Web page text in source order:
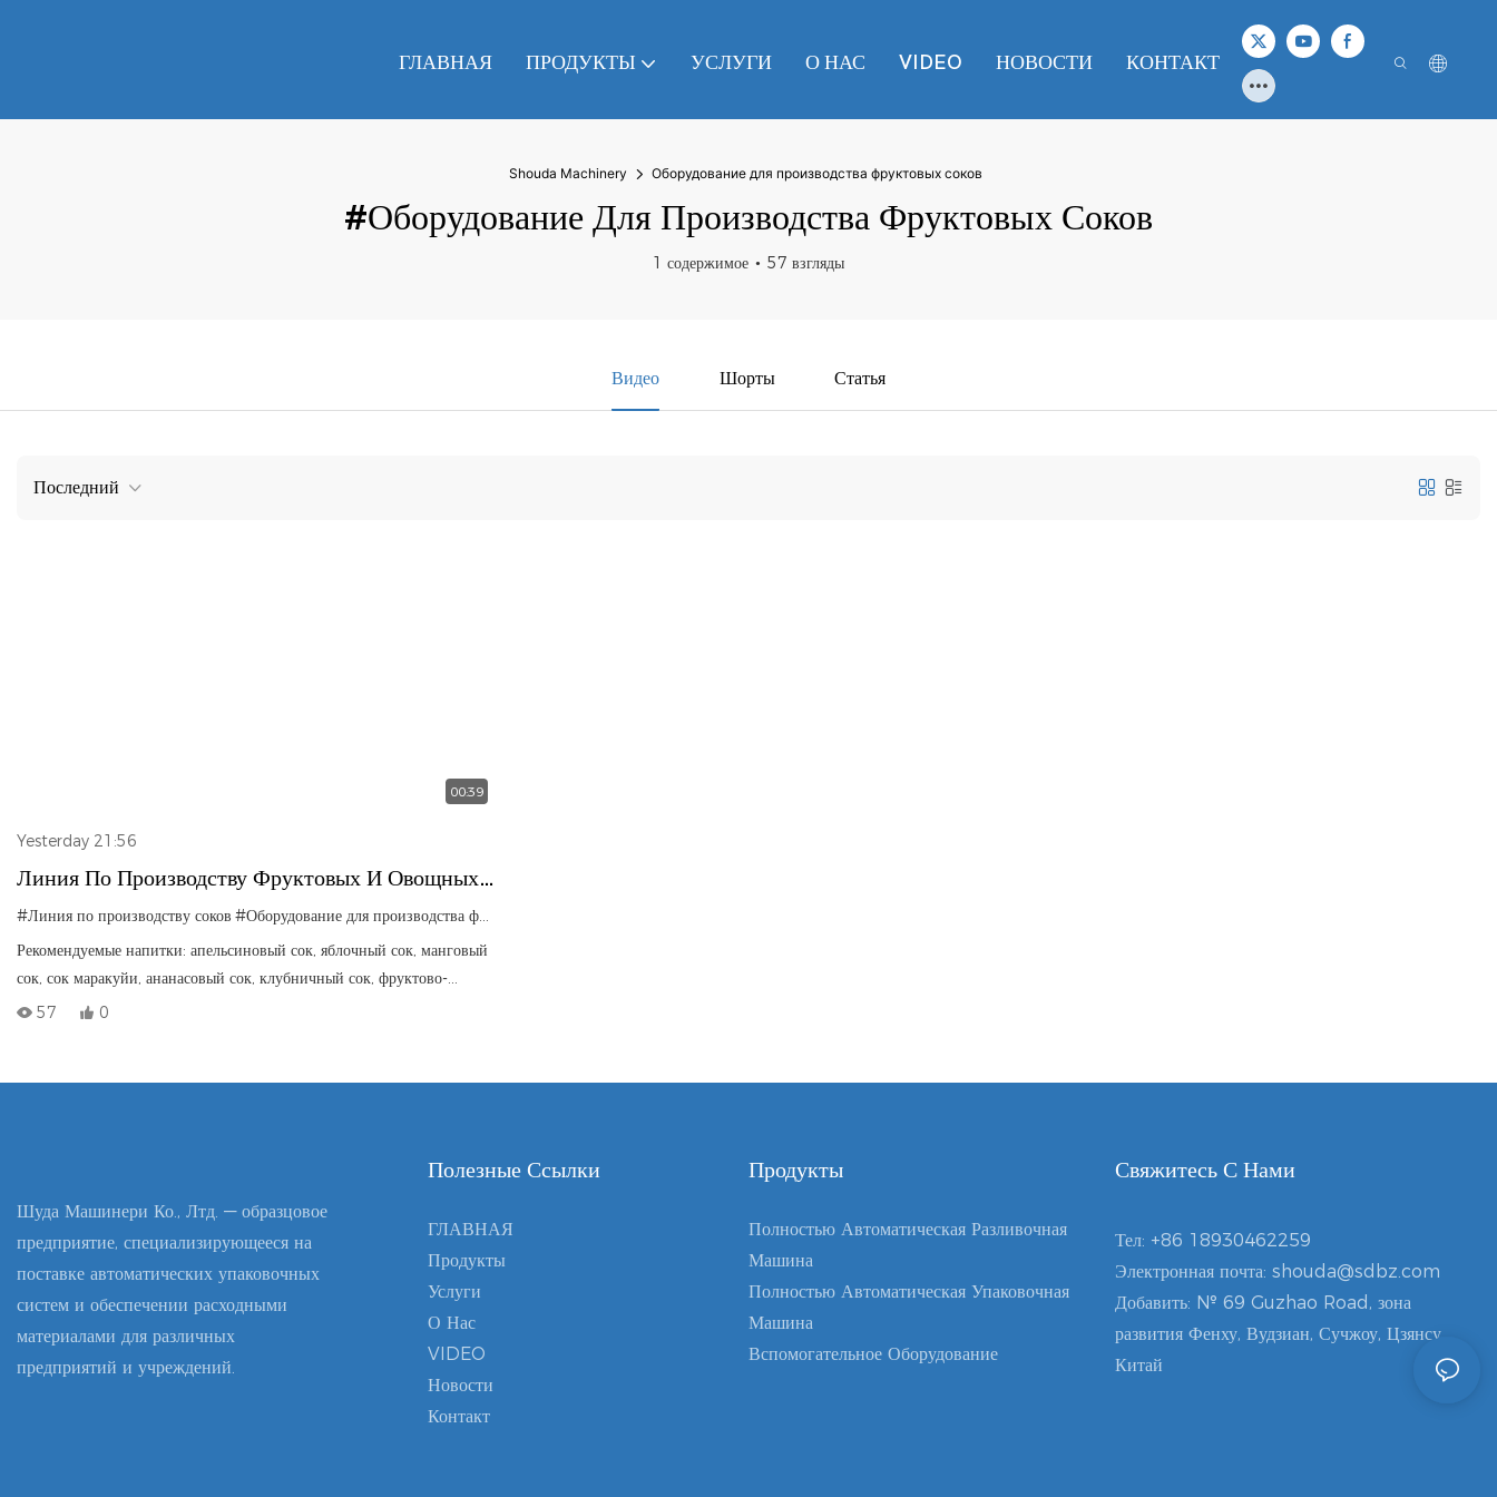
ГЛАВНАЯ ПРОДУКТЫ УСЛУГИ О НАС VIDEO НОВОСТИ КОНТАКТ
Shouda Machinery Оборудование для производства фруктовых соков
#Оборудование Для Производства Фруктовых Соков
1 содержимое 57 взгляды
Видео Шорты Статья
Последний
00:39
Yesterday 21:56
Линия По Производству Фруктовых И Овощных
Соков; Линия По Розливу Соков Из Манго И
Апельсина.
#Линия по производству соков #Оборудование для производства фруктовых соков
Рекомендуемые напитки: апельсиновый сок, яблочный сок, манговый
сок, сок маракуйи, ананасовый сок, клубничный сок, фруктово-
овощные смеси, концентрированные соки. Подходящая упаковка:
1000–6000 бутылок в час (возможно расширение высокоскоростных
57 0
Шуда Машинери Ко., Лтд. — образцовое
предприятие, специализирующееся на
поставке автоматических упаковочных
систем и обеспечении расходными
материалами для различных
предприятий и учреждений.
Полезные Ссылки
ГЛАВНАЯ
Продукты
Услуги
О Нас
VIDEO
Новости
Контакт
Продукты
Полностью Автоматическая Разливочная
Машина
Полностью Автоматическая Упаковочная
Машина
Вспомогательное Оборудование
Свяжитесь С Нами
Тел: +86 18930462259
Электронная почта: shouda@sdbz.com
Добавить: № 69 Guzhao Road, зона
развития Фенху, Вудзиан, Сучжоу, Цзянсу,
Китай